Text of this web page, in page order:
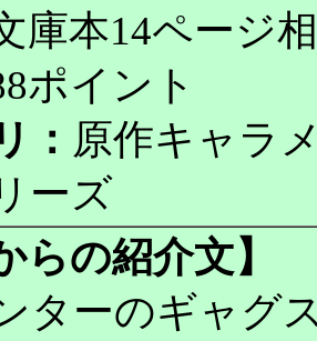
庫本14ページ
ポイント
： 原作キャラ
ーズ
らの紹介文】
ターのギャグ